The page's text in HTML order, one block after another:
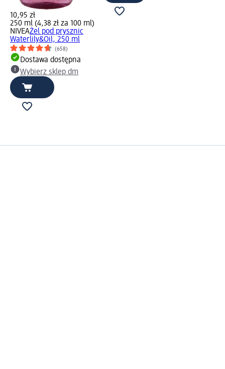
10,95 zł
250 ml (4,38 zł za 100 ml)
NIVEAŻel pod prysznic
Waterlily&Oil, 250 ml
(658)
Dostawa dostępna
Wybierz sklep dm